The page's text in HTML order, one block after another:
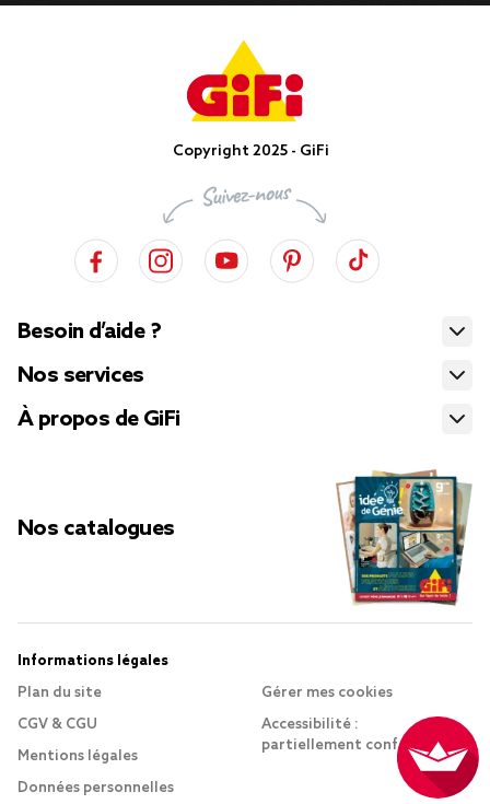
Copyright 2025 - GiFi
Besoin d’aide ?
Nos services
À propos de GiFi
Nos catalogues
Informations légales
Plan du site
CGV & CGU
Mentions légales
Données personnelles
Gérer mes cookies
Accessibilité :
partiellement conforme